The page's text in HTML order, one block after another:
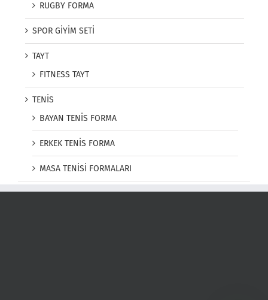
RUGBY FORMA
SPOR GİYİM SETİ
TAYT
FITNESS TAYT
TENİS
BAYAN TENİS FORMA
ERKEK TENİS FORMA
MASA TENİSİ FORMALARI